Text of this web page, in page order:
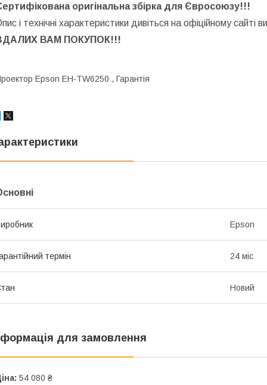
оригінальна збірка для Євросоюзу!!!
і технічні характеристики дивіться на офіційному сайті
ВАМ ПОКУПОК!!!
Epson EH-TW6250 , Гарантія
Epson
термін 24 міс
Новий
для замовлення
54 080 ₴